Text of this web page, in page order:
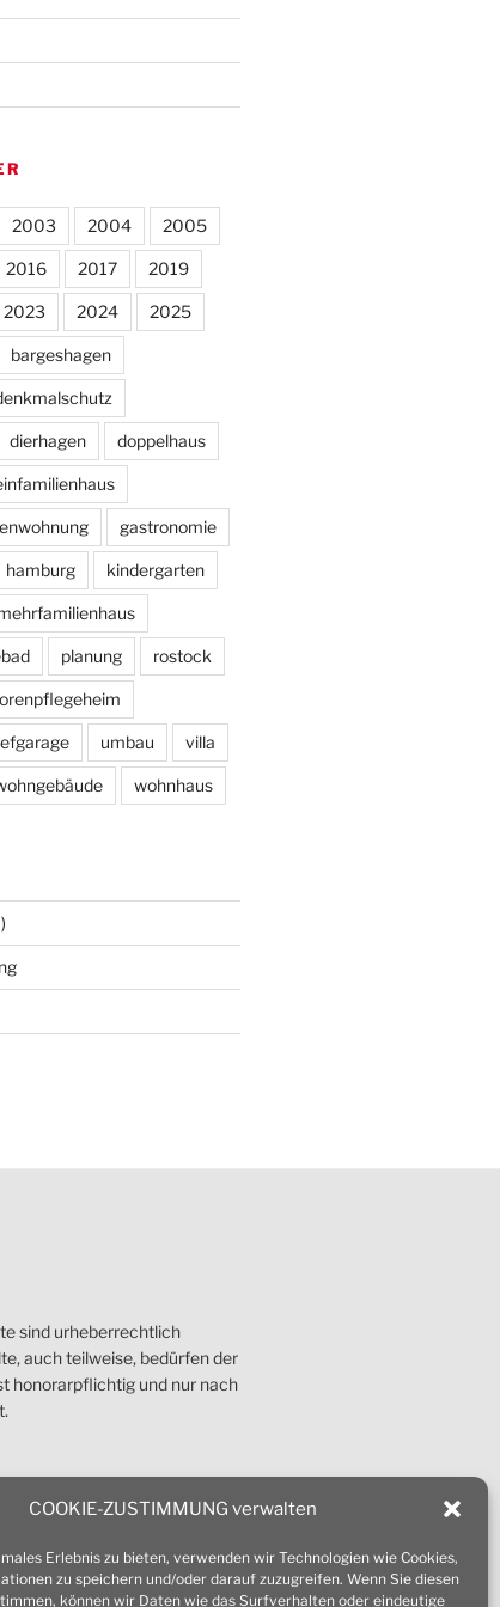
COOKIE-ZUSTIMMUNG verwalten
Erlebnis zu bieten, verwenden wir Technologien wie Cookies,
zu speichern und/oder darauf zuzugreifen. Wenn Sie diesen
können wir Daten wie das Surfverhalten oder eindeutige
2003 2004 2005
2016 2017 2019
2023 2024 2025
bargeshagen
dierhagen doppelhaus
gastronomie
hamburg kindergarten
planung rostock
umbau villa
wohnhaus
sind urheberrechtlich
auch teilweise, bedürfen der
honorarpflichtig und nur nach